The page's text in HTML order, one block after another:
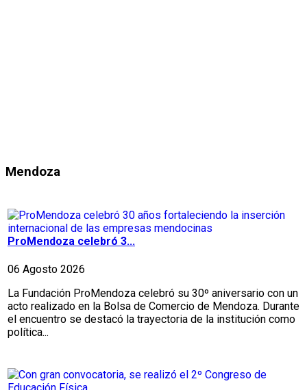
Mendoza
ProMendoza celebró 3...
06 Agosto 2026
La Fundación ProMendoza celebró su 30º aniversario con un
acto realizado en la Bolsa de Comercio de Mendoza. Durante
el encuentro se destacó la trayectoria de la institución como
política...